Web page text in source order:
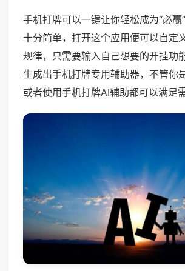
手机打牌可以一键让你轻松成为“必赢
十分简单，打开这个应用便可以自定
规律，只需要输入自己想要的开挂功
生成出手机打牌专用辅助器，不管你
或者使用手机打牌AI辅助都可以满足需